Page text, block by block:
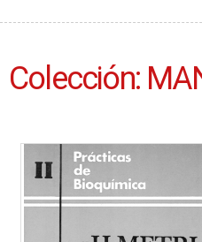
Colección: